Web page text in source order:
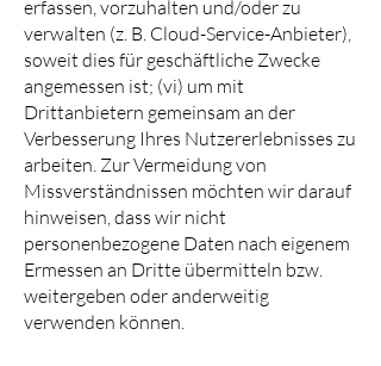
erfassen, vorzuhalten und/oder zu
verwalten (z. B. Cloud-Service-Anbieter),
soweit dies für geschäftliche Zwecke
angemessen ist; (vi) um mit
Drittanbietern gemeinsam an der
Verbesserung Ihres Nutzererlebnisses zu
arbeiten. Zur Vermeidung von
Missverständnissen möchten wir darauf
hinweisen, dass wir nicht
personenbezogene Daten nach eigenem
Ermessen an Dritte übermitteln bzw.
weitergeben oder anderweitig
verwenden können.